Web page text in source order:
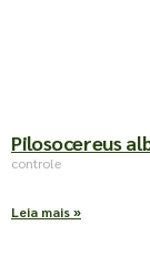
Pilosocereus
controle
Leia mais »